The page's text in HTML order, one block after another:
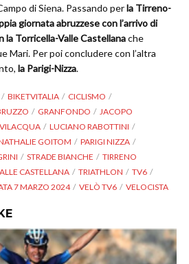
di Siena. Passando perla Tirreno-
giornata abruzzese con l’arrivo di
la Torricella-Valle Castellanache
Mari. Per poi concludere con l’altra
la Parigi-Nizza.
BIKETVITALIA
CICLISMO
GRANFONDO
JACOPO
LUCIANO RABOTTINI
GOITOM
PARIGI NIZZA
STRADE BIANCHE
TIRRENO
CASTELLANA TRIATHLON
TV6
7 MARZO 2024 VELÒ TV6 VELOCISTA